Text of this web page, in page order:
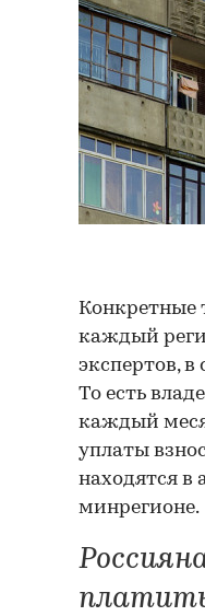
Конкретные
каждый
экспертов, в
То есть
каждый
уплаты
находятся в
минрегионе.